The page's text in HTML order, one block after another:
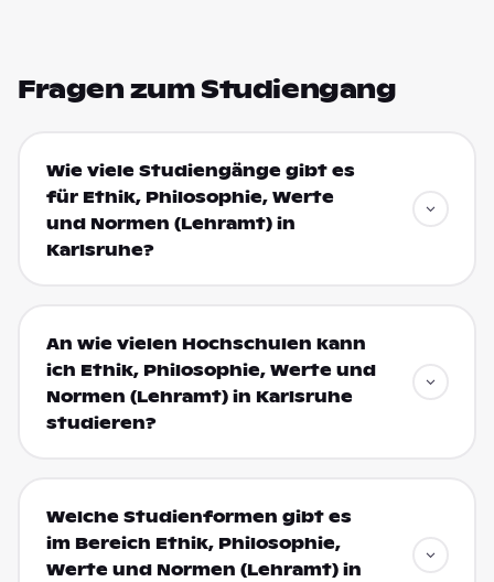
Fragen zum Studiengang
Wie viele Studiengänge gibt es
für Ethik, Philosophie, Werte
und Normen (Lehramt) in
Karlsruhe?
An wie vielen Hochschulen kann
ich Ethik, Philosophie, Werte und
Normen (Lehramt) in Karlsruhe
studieren?
Welche Studienformen gibt es
im Bereich Ethik, Philosophie,
Werte und Normen (Lehramt) in